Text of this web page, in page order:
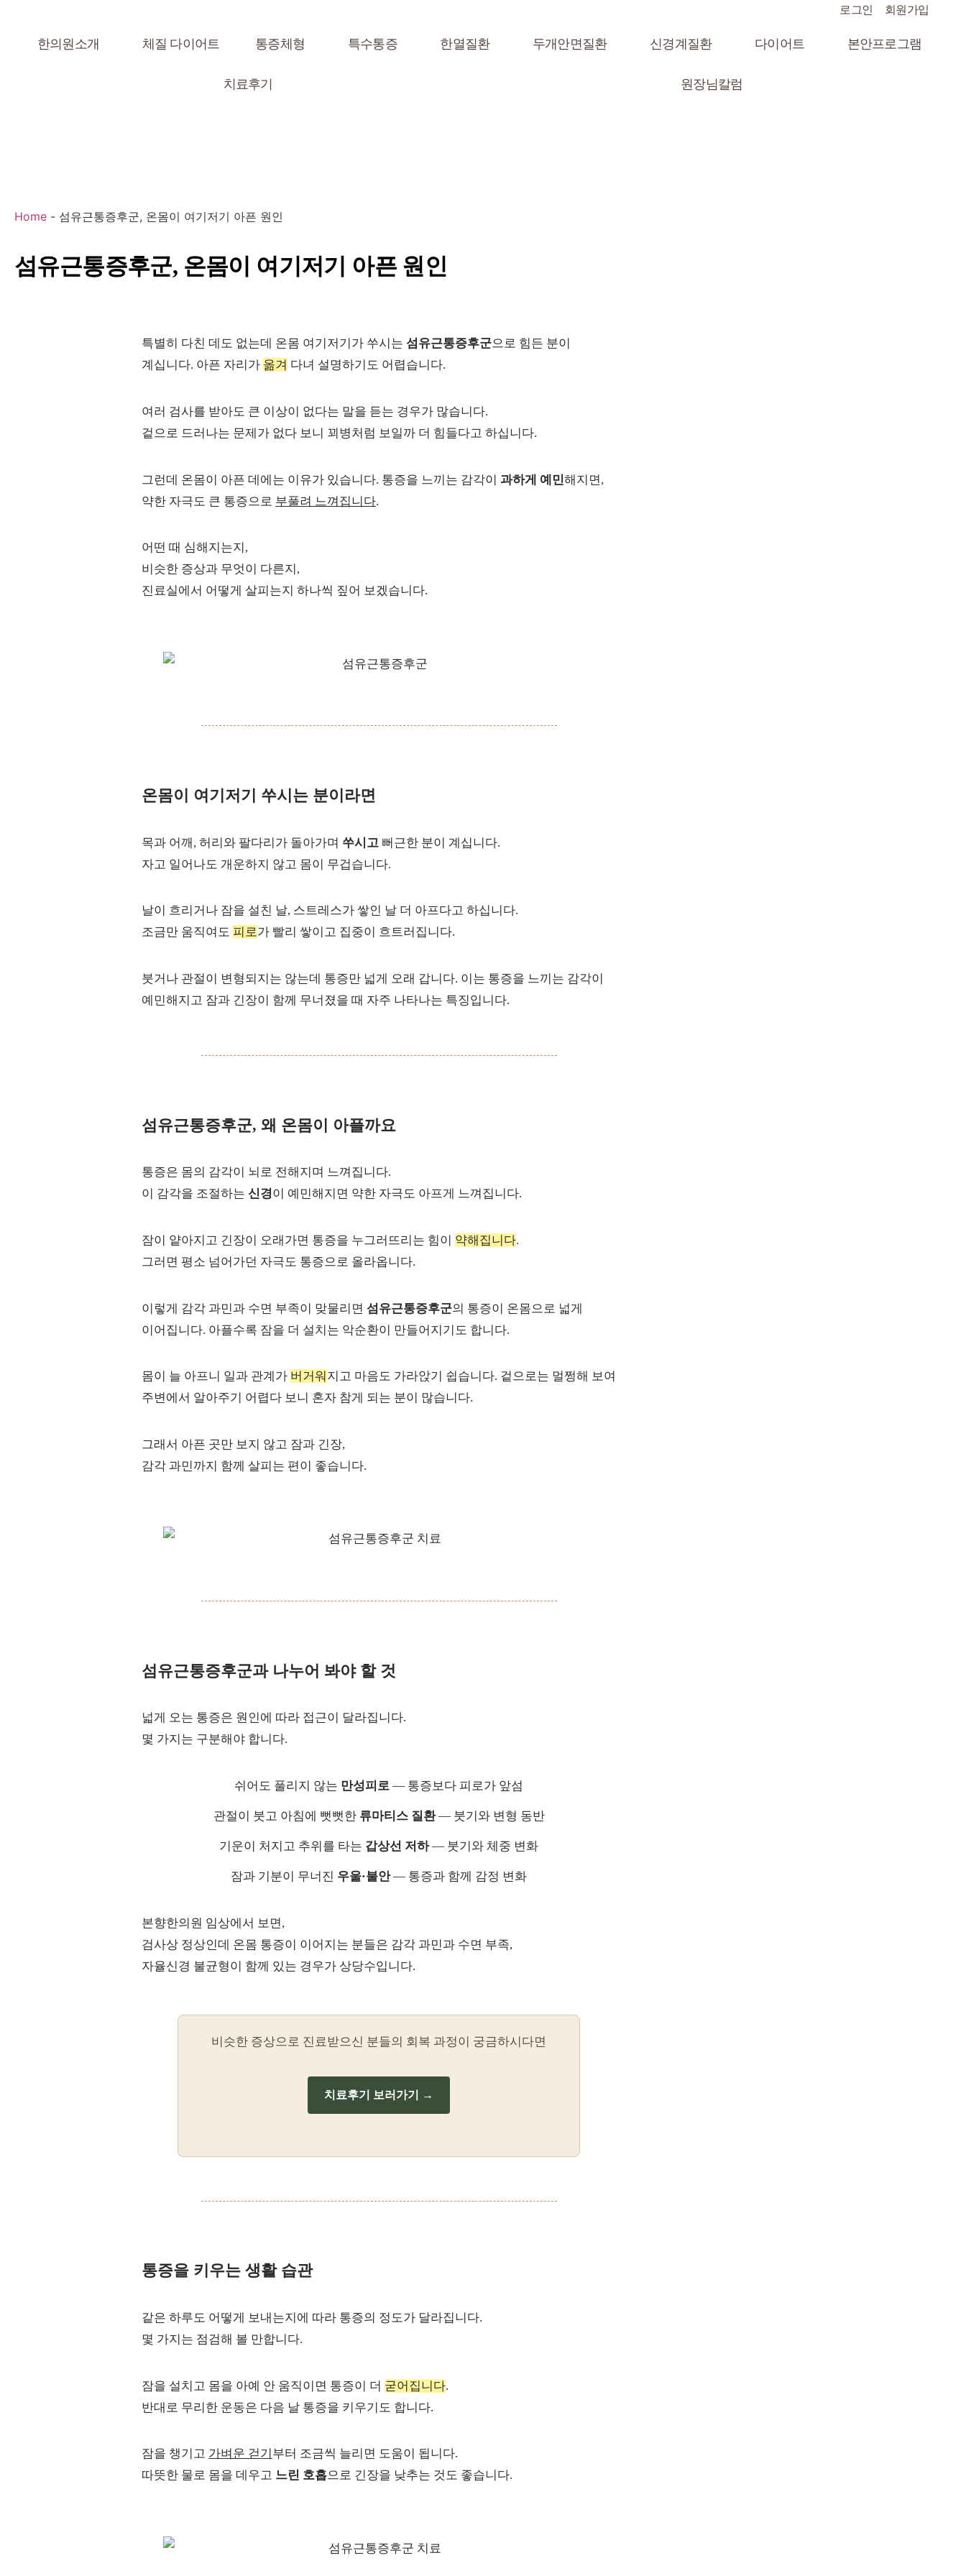
로그인 회원가입
한의원소개 체질 다이어트 통증체형 특수통증 한열질환 두개안면질환 신경계질환 다이어트 본안프로그램
치료후기 원장님칼럼
Home - 섬유근통증후군, 온몸이 여기저기 아픈 원인
섬유근통증후군, 온몸이 여기저기 아픈 원인
특별히 다친 데도 없는데 온몸 여기저기가 쑤시는 섬유근통증후군으로 힘든 분이
계십니다. 아픈 자리가 옮겨 다녀 설명하기도 어렵습니다.
여러 검사를 받아도 큰 이상이 없다는 말을 듣는 경우가 많습니다.
겉으로 드러나는 문제가 없다 보니 꾀병처럼 보일까 더 힘들다고 하십니다.
그런데 온몸이 아픈 데에는 이유가 있습니다. 통증을 느끼는 감각이 과하게 예민해지면,
약한 자극도 큰 통증으로 부풀려 느껴집니다.
어떤 때 심해지는지,
비슷한 증상과 무엇이 다른지,
진료실에서 어떻게 살피는지 하나씩 짚어 보겠습니다.
온몸이 여기저기 쑤시는 분이라면
목과 어깨, 허리와 팔다리가 돌아가며 쑤시고 뻐근한 분이 계십니다.
자고 일어나도 개운하지 않고 몸이 무겁습니다.
날이 흐리거나 잠을 설친 날, 스트레스가 쌓인 날 더 아프다고 하십니다.
조금만 움직여도 피로가 빨리 쌓이고 집중이 흐트러집니다.
붓거나 관절이 변형되지는 않는데 통증만 넓게 오래 갑니다. 이는 통증을 느끼는 감각이
예민해지고 잠과 긴장이 함께 무너졌을 때 자주 나타나는 특징입니다.
섬유근통증후군, 왜 온몸이 아플까요
통증은 몸의 감각이 뇌로 전해지며 느껴집니다.
이 감각을 조절하는 신경이 예민해지면 약한 자극도 아프게 느껴집니다.
잠이 얕아지고 긴장이 오래가면 통증을 누그러뜨리는 힘이 약해집니다.
그러면 평소 넘어가던 자극도 통증으로 올라옵니다.
이렇게 감각 과민과 수면 부족이 맞물리면 섬유근통증후군의 통증이 온몸으로 넓게
이어집니다. 아플수록 잠을 더 설치는 악순환이 만들어지기도 합니다.
몸이 늘 아프니 일과 관계가 버거워 지고 마음도 가라앉기 쉽습니다. 겉으로는 멀쩡해 보여
주변에서 알아주기 어렵다 보니 혼자 참게 되는 분이 많습니다.
그래서 아픈 곳만 보지 않고 잠과 긴장,
감각 과민까지 함께 살피는 편이 좋습니다.
섬유근통증후군과 나누어 봐야 할 것
넓게 오는 통증은 원인에 따라 접근이 달라집니다.
몇 가지는 구분해야 합니다.
쉬어도 풀리지 않는 만성피로 — 통증보다 피로가 앞섬
관절이 붓고 아침에 뻣뻣한 류마티스 질환— 붓기와 변형 동반
기운이 처지고 추위를 타는 갑상선 저하— 붓기와 체중 변화
잠과 기분이 무너진 우울·불안— 통증과 함께 감정 변화
본향한의원 임상에서 보면,
검사상 정상인데 온몸 통증이 이어지는 분들은 감각 과민과 수면 부족,
자율신경 불균형이 함께 있는 경우가 상당수입니다.
비슷한 증상으로 진료받으신 분들의 회복 과정이 궁금하시다면
치료후기 보러가기 →
통증을 키우는 생활 습관
같은 하루도 어떻게 보내는지에 따라 통증의 정도가 달라집니다.
몇 가지는 점검해 볼 만합니다.
잠을 설치고 몸을 아예 안 움직이면 통증이 더 굳어집니다.
반대로 무리한 운동은 다음 날 통증을 키우기도 합니다.
잠을 챙기고 가벼운 걷기 부터 조금씩 늘리면 도움이 됩니다.
따뜻한 물로 몸을 데우고 느린 호흡으로 긴장을 낮추는 것도 좋습니다.